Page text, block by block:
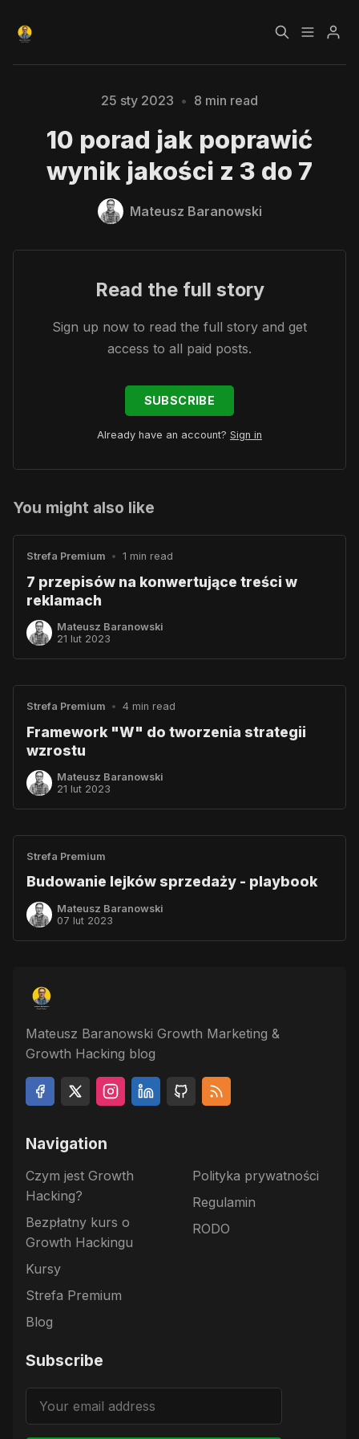
Czym jest Growth
Bezpłatny kurs o
Strefa Premium
Please enter at least 3 characters
25 sty 2023 • 8 min read
10 porad jak poprawić
wynik jakości z 3 do 7
Mateusz Baranowski
Read the full story
Sign up now to read the full story and get
access to all paid posts.
SUBSCRIBE
Already have an account? Sign in
You might also like
Strefa Premium • 1 min read
7 przepisów na konwertujące treści w
reklamach
Mateusz Baranowski
21 lut 2023
Strefa Premium • 4 min read
Framework "W" do tworzenia strategii
wzrostu
Mateusz Baranowski
21 lut 2023
Strefa Premium
Budowanie lejków sprzedaży - playbook
Mateusz Baranowski
07 lut 2023
Mateusz Baranowski Growth Marketing &
Growth Hacking blog
Navigation
Czym jest Growth
Hacking?
Bezpłatny kurs o
Growth Hackingu
Kursy
Strefa Premium
Blog
Polityka prywatności
Regulamin
RODO
Subscribe